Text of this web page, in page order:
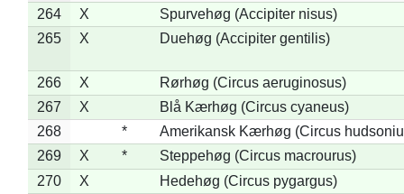
264
X
Spurvehøg (Accipiter nisus)
265
X Duehøg (Accipiter gentilis)
266 X
Rørhøg (Circus aeruginosus)
267
X
Blå Kærhøg (Circus cyaneus)
268
*
Amerikansk Kærhøg (Circus
269
X *
Steppehøg (Circus macrourus)
270
X
Hedehøg (Circus pygargus)